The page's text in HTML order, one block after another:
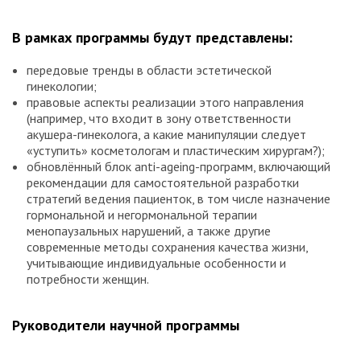
В рамках программы будут представлены:
передовые тренды в области эстетической
гинекологии;
правовые аспекты реализации этого направления
(например, что входит в зону ответственности
акушера-гинеколога, а какие манипуляции следует
«уступить» косметологам и пластическим хирургам?);
обновлённый блок anti-ageing-программ, включающий
рекомендации для самостоятельной разработки
стратегий ведения пациенток, в том числе назначение
гормональной и негормональной терапии
менопаузальных нарушений, а также другие
современные методы сохранения качества жизни,
учитывающие индивидуальные особенности и
потребности женщин.
Руководители научной программы